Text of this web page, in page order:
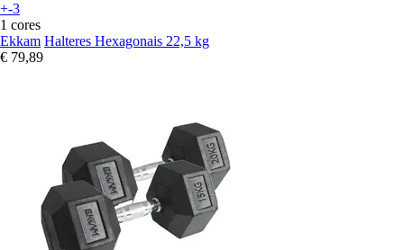
+-3
1 cores
Ekkam Halteres Hexagonais 22,5 kg
€ 79,89